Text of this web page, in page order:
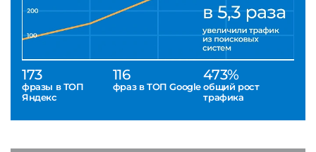
173
фразы в ТОП
Яндекс
116
фраз в ТОП Google
473%
общий рост
трафика